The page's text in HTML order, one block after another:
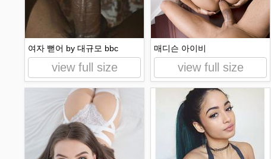
여자 뻗어 by 대규모 bbc
view full size
매디슨 아이비
view full size